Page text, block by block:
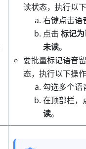
读状态，执行以
右键点击语
点击 标记
未读。
要批量标记语音
态，执行以下操
勾选多个语
在顶部栏
读。